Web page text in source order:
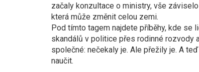
začaly konzultace o ministry, vše
která může změnit celou zemi.
Pod tímto tagem najdete příběhy, kde se
skandálů v politice přes rodinné rozvody
společné: nečekaly je. Ale přežily je. A
naučit.